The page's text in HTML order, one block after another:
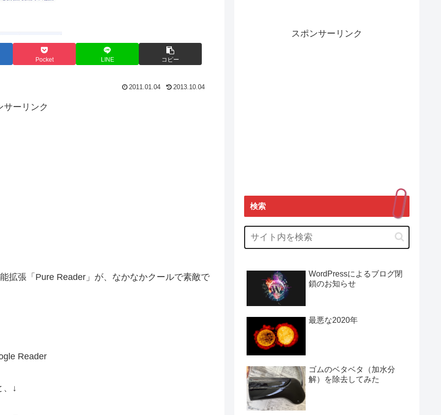
Pocket LINE コピー
2011.01.04 2013.10.04
サーリンク
拡張「Pure Reader」が、なかなかクールで素敵で
、↓
スポンサーリンク
検索
WordPressによるブログ閉
鎖のお知らせ
最悪な2020年
ゴムのベタベタ（加水分
解）を除去してみた